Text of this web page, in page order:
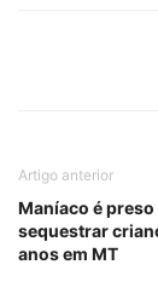
Artigo anterior
Maníaco é
sequestrar
anos em MT